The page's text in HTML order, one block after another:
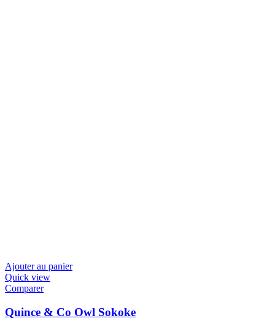
Ajouter au panier
Quick view
Comparer
Quince & Co Owl Sokoke